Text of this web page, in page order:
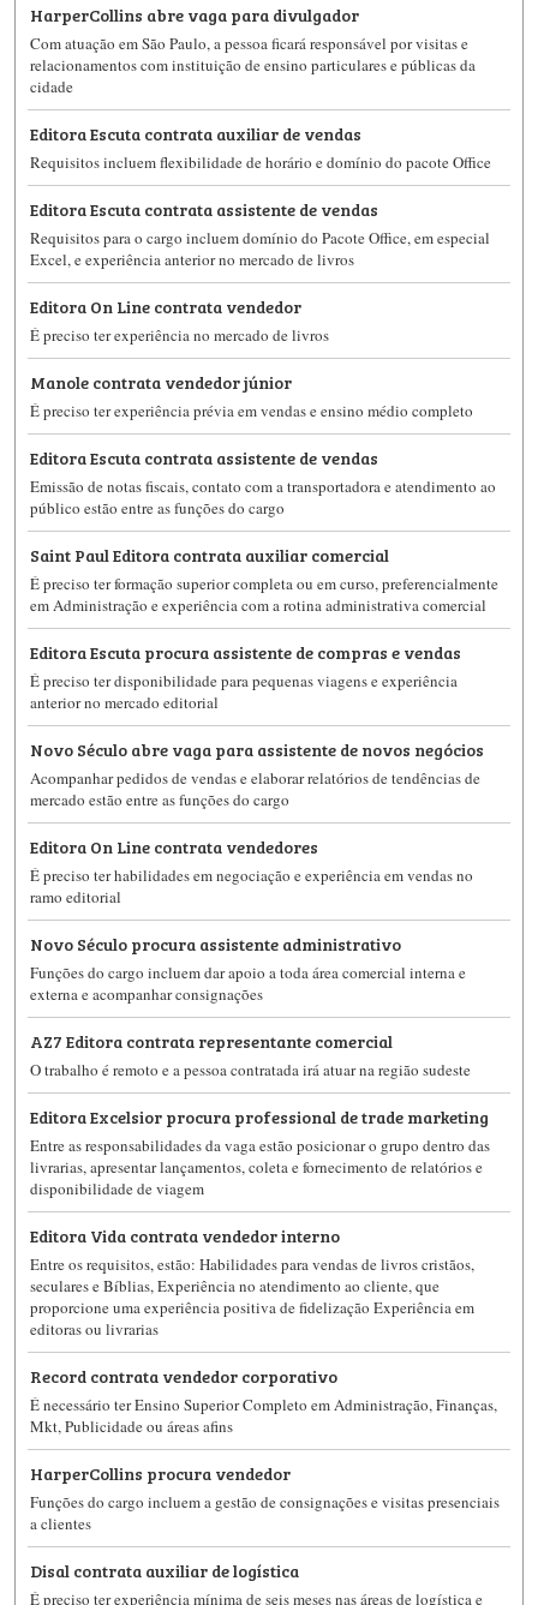
HarperCollins abre vaga para divulgador
Com atuação em São Paulo, a pessoa ficará responsável por visitas e
relacionamentos com instituição de ensino particulares e públicas da
cidade
Editora Escuta contrata auxiliar de vendas
Requisitos incluem flexibilidade de horário e domínio do pacote Office
Editora Escuta contrata assistente de vendas
Requisitos para o cargo incluem domínio do Pacote Office, em especial
Excel, e experiência anterior no mercado de livros
Editora On Line contrata vendedor
É preciso ter experiência no mercado de livros
Manole contrata vendedor júnior
É preciso ter experiência prévia em vendas e ensino médio completo
Editora Escuta contrata assistente de vendas
Emissão de notas fiscais, contato com a transportadora e atendimento ao
público estão entre as funções do cargo
Saint Paul Editora contrata auxiliar comercial
É preciso ter formação superior completa ou em curso, preferencialmente
em Administração e experiência com a rotina administrativa comercial
Editora Escuta procura assistente de compras e vendas
É preciso ter disponibilidade para pequenas viagens e experiência
anterior no mercado editorial
Novo Século abre vaga para assistente de novos negócios
Acompanhar pedidos de vendas e elaborar relatórios de tendências de
mercado estão entre as funções do cargo
Editora On Line contrata vendedores
É preciso ter habilidades em negociação e experiência em vendas no
ramo editorial
Novo Século procura assistente administrativo
Funções do cargo incluem dar apoio a toda área comercial interna e
externa e acompanhar consignações
AZ7 Editora contrata representante comercial
O trabalho é remoto e a pessoa contratada irá atuar na região sudeste
Editora Excelsior procura professional de trade marketing
Entre as responsabilidades da vaga estão posicionar o grupo dentro das
livrarias, apresentar lançamentos, coleta e fornecimento de relatórios e
disponibilidade de viagem
Editora Vida contrata vendedor interno
Entre os requisitos, estão: Habilidades para vendas de livros cristãos,
seculares e Bíblias, Experiência no atendimento ao cliente, que
proporcione uma experiência positiva de fidelização Experiência em
editoras ou livrarias
Record contrata vendedor corporativo
É necessário ter Ensino Superior Completo em Administração, Finanças,
Mkt, Publicidade ou áreas afins
HarperCollins procura vendedor
Funções do cargo incluem a gestão de consignações e visitas presenciais
a clientes
Disal contrata auxiliar de logística
É preciso ter experiência mínima de seis meses nas áreas de logística e